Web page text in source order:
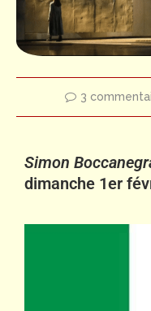
3
Simon
dimanche 1er